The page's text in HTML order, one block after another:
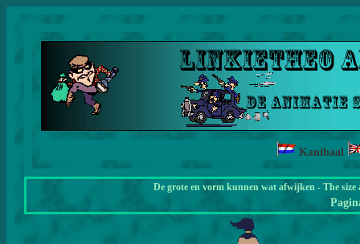
Kanibaal
De grote en vorm kunnen wat afwijken - The